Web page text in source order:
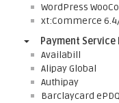
WordPress
xt:Commerce
Payment Service
Availabill
Alipay Global
Authipay
Barclaycard ePDQ